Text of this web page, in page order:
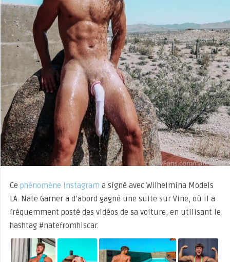
Ce phénomène Instagram a signé avec Wilhelmina Models
LA. Nate Garner a d’abord gagné une suite sur Vine, où il a
fréquemment posté des vidéos de sa voiture, en utilisant le
hashtag #natefromhiscar.